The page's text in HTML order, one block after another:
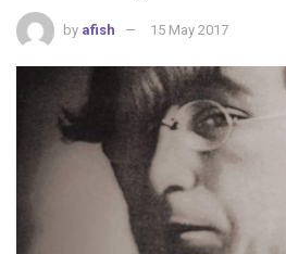
by afish 15 May 2017